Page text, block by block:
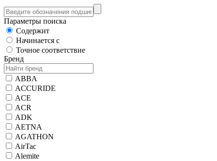
Параметры поиска
Содержит
Начинается с
Точное соответствие
Бренд
ABBA
ACCURIDE
ACE
ACR
ADK
AETNA
AGATHON
AirTac
Alemite